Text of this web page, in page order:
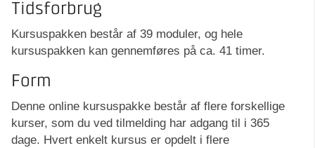
Tidsforbrug
Kursuspakken består af 39 moduler, og hele
kursuspakken kan gennemføres på ca. 41 timer.
Form
Denne online kursuspakke består af flere forskellige
kurser, som du ved tilmelding har adgang til i 365
dage. Hvert enkelt kursus er opdelt i flere